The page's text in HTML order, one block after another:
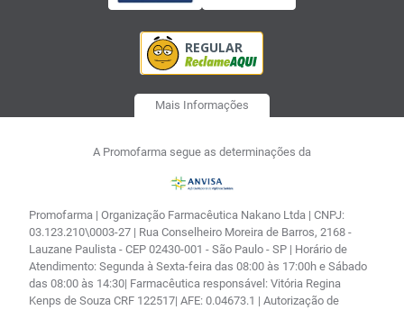
Mais Informações
A Promofarma segue as determinações da
Promofarma | Organização Farmacêutica Nakano Ltda | CNPJ:
03.123.210\0003-27 | Rua Conselheiro Moreira de Barros, 2168 -
Lauzane Paulista - CEP 02430-001 - São Paulo - SP | Horário de
Atendimento: Segunda à Sexta-feira das 08:00 às 17:00h e Sábado
das 08:00 às 14:30| Farmacêutica responsável: Vitória Regina
Kenps de Souza CRF 122517| AFE: 0.04673.1 | Autorização de